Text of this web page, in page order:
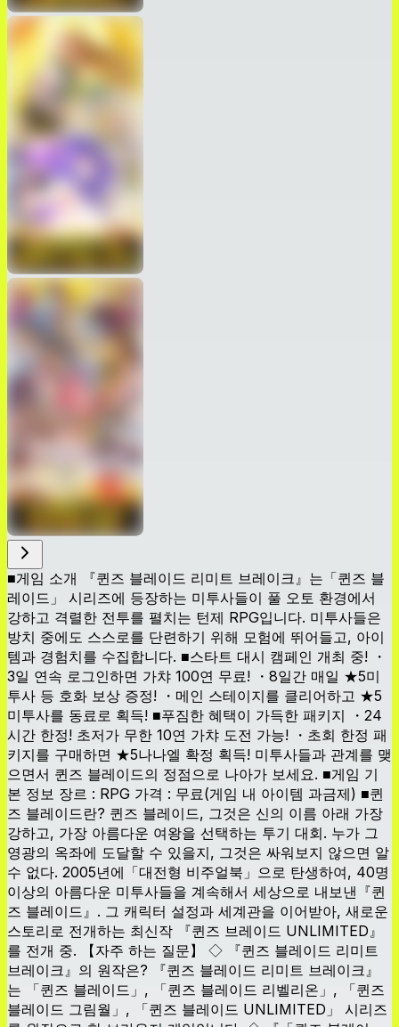
■게임 소개 『퀸즈 블레이드 리미트 브레이크』는「퀸즈 블
레이드」 시리즈에 등장하는 미투사들이 풀 오토 환경에서
강하고 격렬한 전투를 펼치는 턴제 RPG입니다. 미투사들은
방치 중에도 스스로를 단련하기 위해 모험에 뛰어들고, 아이
템과 경험치를 수집합니다. ■스타트 대시 캠페인 개최 중! ・
3일 연속 로그인하면 가챠 100연 무료! ・8일간 매일 ★5미
투사 등 호화 보상 증정! ・메인 스테이지를 클리어하고 ★5
미투사를 동료로 획득! ■푸짐한 혜택이 가득한 패키지 ・24
시간 한정! 초저가 무한 10연 가챠 도전 가능! ・초회 한정 패
키지를 구매하면 ★5나나엘 확정 획득! 미투사들과 관계를 맺
으면서 퀸즈 블레이드의 정점으로 나아가 보세요. ■게임 기
본 정보 장르 : RPG 가격 : 무료(게임 내 아이템 과금제) ■퀸
즈 블레이드란? 퀸즈 블레이드, 그것은 신의 이름 아래 가장
강하고, 가장 아름다운 여왕을 선택하는 투기 대회. 누가 그
영광의 옥좌에 도달할 수 있을지, 그것은 싸워보지 않으면 알
수 없다. 2005년에「대전형 비주얼북」으로 탄생하여, 40명
이상의 아름다운 미투사들을 계속해서 세상으로 내보낸『퀸
즈 블레이드』. 그 캐릭터 설정과 세계관을 이어받아, 새로운
스토리로 전개하는 최신작 『퀸즈 브레이드 UNLIMITED』
를 전개 중. 【자주 하는 질문】 ◇ 『퀸즈 블레이드 리미트
브레이크』의 원작은? 『퀸즈 블레이드 리미트 브레이크』
는 「퀸즈 블레이드」, 「퀸즈 블레이드 리벨리온」, 「퀸즈
블레이드 그림월」, 「퀸즈 블레이드 UNLIMITED」 시리즈